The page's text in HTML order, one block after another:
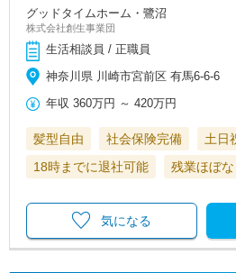
グッドタイムホーム・鷺沼
株式会社創生事業団
生活相談員 / 正職員
神奈川県 川崎市宮前区 有馬6-6-6
年収 360万円 ～420万円
髪型自由 社会保険完備 土日
18時までに退社可能
残業ほぼな
気になる